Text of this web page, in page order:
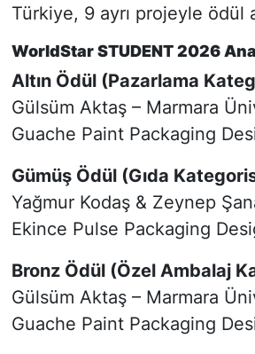
Türkiye, 9 ayrı projeyle ödül
WorldStar STUDENT 2026
Altın Ödül (Pazarlama
Gülsüm Aktaş – Marmara
Guache Paint Packaging
Gümüş Ödül (Gıda
Yağmur Kodaş & Zeynep
Ekince Pulse Packaging
Bronz Ödül (Özel Ambalaj
Gülsüm Aktaş – Marmara
Guache Paint Packaging